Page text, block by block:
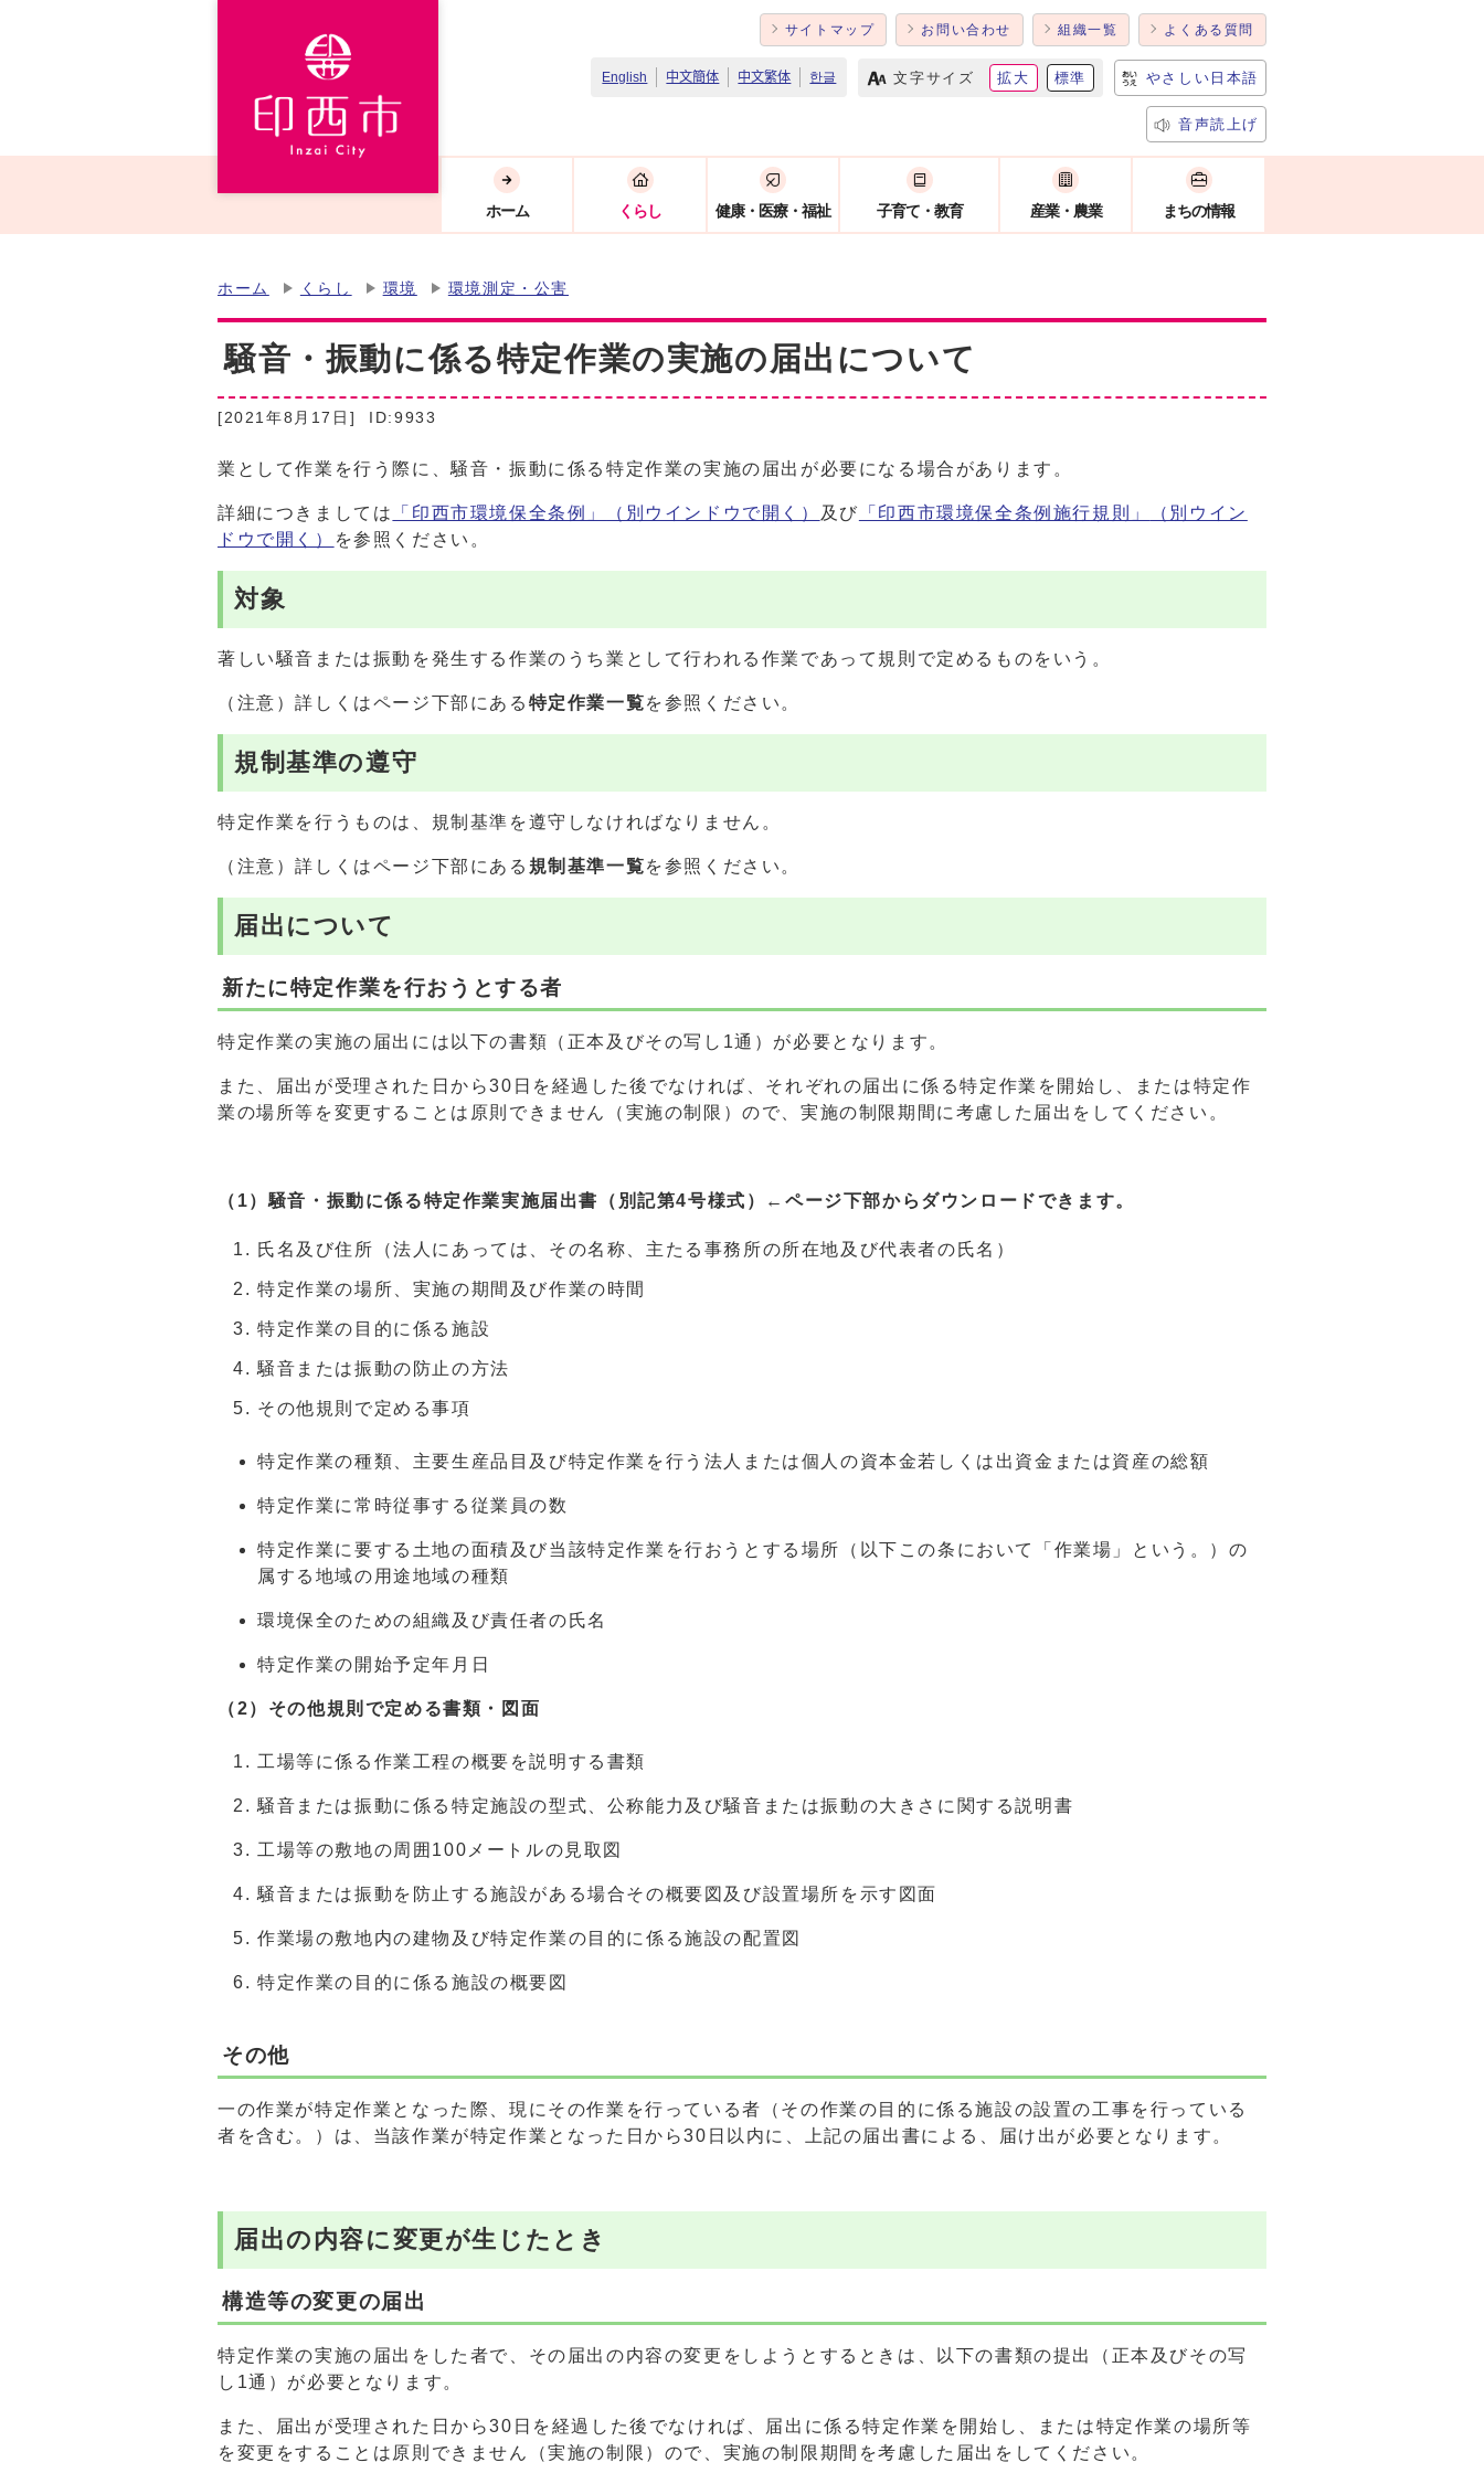
サイトマップ お問い合わせ 組織一覧 よくある質問
English 中文簡体 中文繁体 한글 文字サイズ 拡大 標準 やさしい日本語
音声読上げ
ホーム くらし 健康・医療・福祉 子育て・教育 産業・農業 まちの情報
ホーム くらし 環境 環境測定・公害
騒音・振動に係る特定作業の実施の届出について
[2021年8月17日] ID:9933
業として作業を行う際に、騒音・振動に係る特定作業の実施の届出が必要になる場合があります。
詳細につきましては 「印西市環境保全条例」 （別ウインドウで開く） 及び 「印西市環境保全条例施行規則」
（別ウイン
ドウで開く）
を参照ください。
対象
著しい騒音または振動を発生する作業のうち業として行われる作業であって規則で定めるものをいう。
（注意）詳しくはページ下部にある 特定作業一覧を参照ください。
規制基準の遵守
特定作業を行うものは、規制基準を遵守しなければなりません。
（注意）詳しくはページ下部にある 規制基準一覧を参照ください。
届出について
新たに特定作業を行おうとする者
特定作業の実施の届出には以下の書類（正本及びその写し1通）が必要となります。
また、届出が受理された日から30日を経過した後でなければ、それぞれの届出に係る特定作業を開始し、または特定作
業の場所等を変更することは原則できません（実施の制限）ので、実施の制限期間に考慮した届出をしてください。
（1）騒音・振動に係る特定作業実施届出書（別記第4号様式）←ページ下部からダウンロードできます。
氏名及び住所（法人にあっては、その名称、主たる事務所の所在地及び代表者の氏名）
特定作業の場所、実施の期間及び作業の時間
特定作業の目的に係る施設
騒音または振動の防止の方法
その他規則で定める事項
特定作業の種類、主要生産品目及び特定作業を行う法人または個人の資本金若しくは出資金または資産の総額
特定作業に常時従事する従業員の数
特定作業に要する土地の面積及び当該特定作業を行おうとする場所（以下この条において「作業場」という。）の
属する地域の用途地域の種類
環境保全のための組織及び責任者の氏名
特定作業の開始予定年月日
（2）その他規則で定める書類・図面
工場等に係る作業工程の概要を説明する書類
騒音または振動に係る特定施設の型式、公称能力及び騒音または振動の大きさに関する説明書
工場等の敷地の周囲100メートルの見取図
騒音または振動を防止する施設がある場合その概要図及び設置場所を示す図面
作業場の敷地内の建物及び特定作業の目的に係る施設の配置図
特定作業の目的に係る施設の概要図
その他
一の作業が特定作業となった際、現にその作業を行っている者（その作業の目的に係る施設の設置の工事を行っている
者を含む。）は、当該作業が特定作業となった日から30日以内に、上記の届出書による、届け出が必要となります。
届出の内容に変更が生じたとき
構造等の変更の届出
特定作業の実施の届出をした者で、その届出の内容の変更をしようとするときは、以下の書類の提出（正本及びその写
し1通）が必要となります。
また、届出が受理された日から30日を経過した後でなければ、届出に係る特定作業を開始し、または特定作業の場所等
を変更をすることは原則できません（実施の制限）ので、実施の制限期間を考慮した届出をしてください。